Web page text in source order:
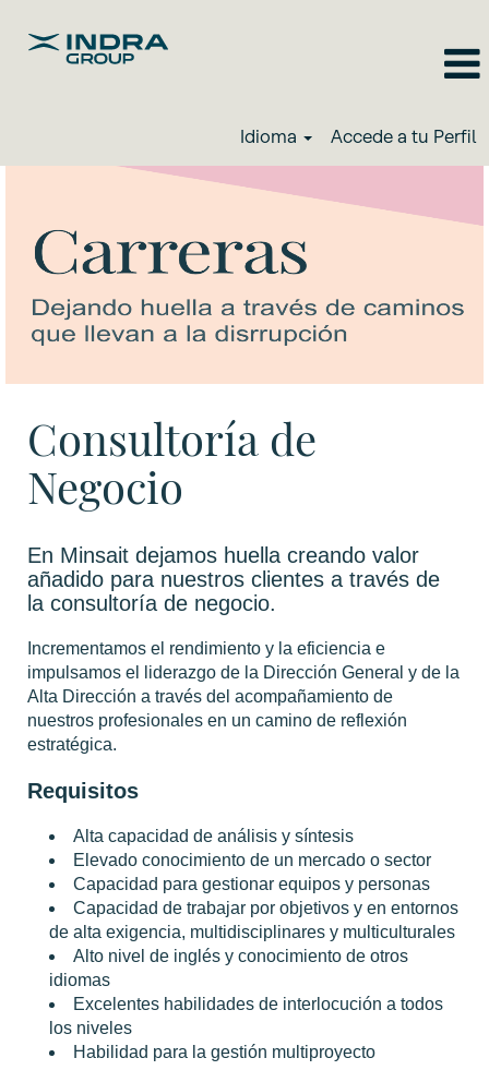
Idioma Accede a tu Perfil
Consultoría de
Negocio
En Minsait dejamos huella creando valor
añadido para nuestros clientes a través de
la consultoría de negocio.
Incrementamos el rendimiento y la eficiencia e
impulsamos el liderazgo de la Dirección General y de la
Alta Dirección a través del acompañamiento de
nuestros profesionales en un camino de reflexión
estratégica.
Requisitos
Alta capacidad de análisis y síntesis
Elevado conocimiento de un mercado o sector
Capacidad para gestionar equipos y personas
Capacidad de trabajar por objetivos y en entornos
de alta exigencia, multidisciplinares y multiculturales
Alto nivel de inglés y conocimiento de otros
idiomas
Excelentes habilidades de interlocución a todos
los niveles
Habilidad para la gestión multiproyecto